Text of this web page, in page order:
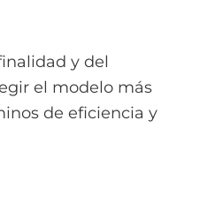
y del
el modelo más
de eficiencia y